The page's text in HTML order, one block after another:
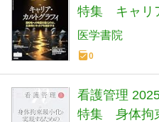
特集 キャリ
的地への地図
キャリアを設
医学書院
0
看護管理
特集 身体拘